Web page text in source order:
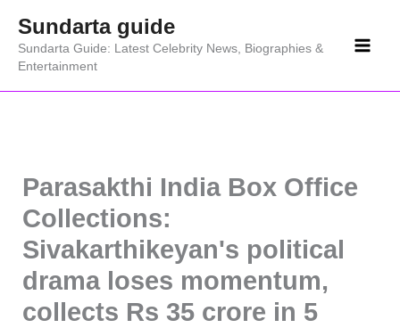
content
Sundarta guide
Sundarta Guide: Latest Celebrity News, Biographies &
Entertainment
Parasakthi India Box Office
Collections:
Sivakarthikeyan's political
drama loses momentum,
collects Rs 35 crore in 5